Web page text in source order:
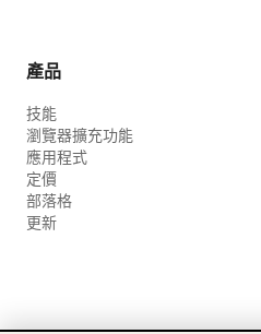
產品
技能
瀏覽器擴充功能
應用程式
定價
部落格
更新